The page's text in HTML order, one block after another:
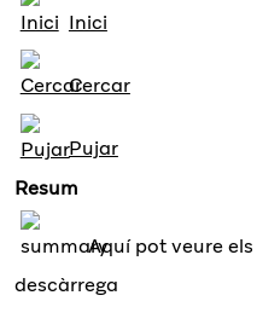
Inici
Cercar
Pujar
Resum
Aquí pot veure
descàrrega